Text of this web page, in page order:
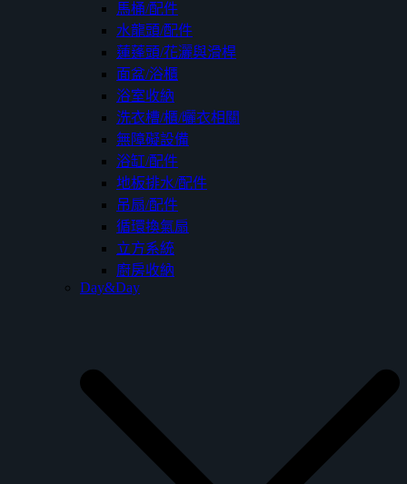
馬桶/配件
水龍頭/配件
蓮蓬頭/花灑與滑桿
面盆/浴櫃
浴室收納
洗衣槽/櫃/曬衣相關
無障礙設備
浴缸/配件
地板排水/配件
吊扇/配件
循環換氣扇
立方系統
廚房收納
Day&Day